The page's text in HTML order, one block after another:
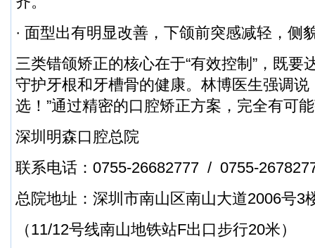
· 面型出有明显改善，下颌前突感减轻，侧
三类错颌矫正的核心在于“有效控制”，既要
守护牙根和牙槽骨的健康。林博医生强调说
选！”通过精密的口腔矫正方案，完全有可
深圳明森口腔总院
联系电话：0755-26682777 / 0755-
总院地址：深圳市南山区南山大道2006号3
（11/12号线南山地铁站F出口步行20米）